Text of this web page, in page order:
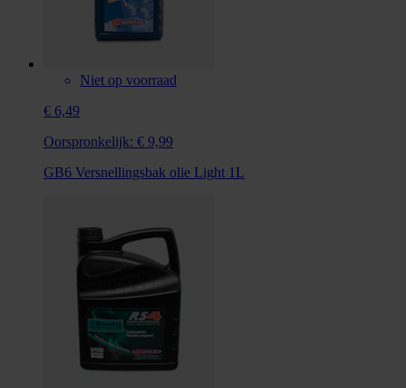
Niet op voorraad
€ 6,49
Oorspronkelijk: € 9,99
GB6 Versnellingsbak olie Light 1L